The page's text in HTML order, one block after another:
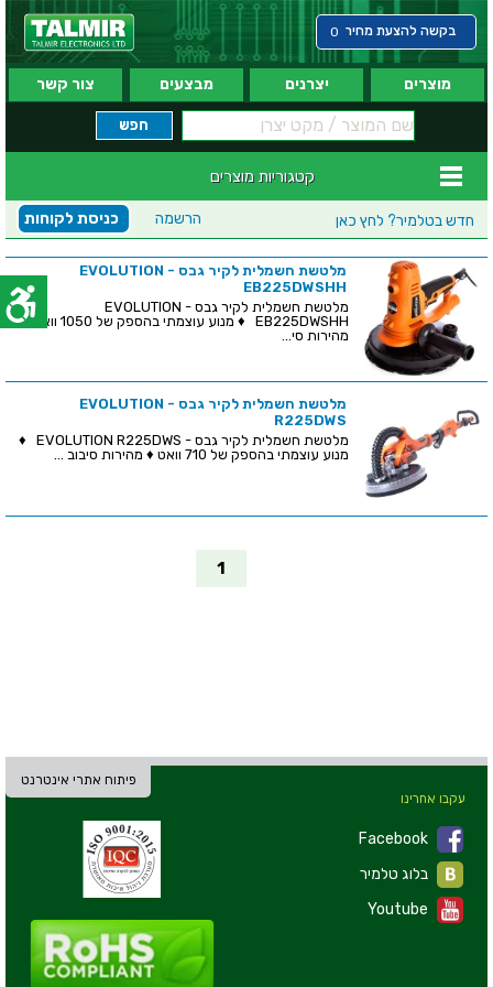
בקשה להצעת מחיר 0
מוצרים יצרנים מבצעים צור קשר
קטגוריות מוצרים
חדש בטלמיר? לחץ כאן כניסת לקוחות הרשמה
מלטשת חשמלית לקיר גבס - EVOLUTION
EB225DWSHH
מלטשת חשמלית לקיר גבס - EVOLUTION
EB225DWSHH ♦ מנוע עוצמתי בהספק של 1050 וואט ♦
מהירות סי...
מלטשת חשמלית לקיר גבס - EVOLUTION
R225DWS
מלטשת חשמלית לקיר גבס - EVOLUTION R225DWS ♦
מנוע עוצמתי בהספק של 710 וואט ♦ מהירות סיבוב ...
1
פיתוח אתרי אינטרנט
עקבו אחרינו
Facebook
Youtube